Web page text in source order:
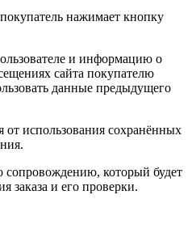
нажимает кнопку
и информацию о
сайта покупателю
данные предыдущего
от использования сохранённых
сопровождению, который будет
заказа и его проверки.